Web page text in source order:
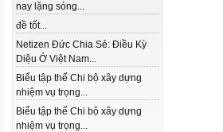
nay lặng sóng...
đề tốt...
Netizen Đức Chia Sẻ: Điều Kỳ
Diệu Ở Việt Nam...
Biểu tập thể Chi bộ xây dựng
nhiệm vụ trọng...
Biểu tập thể Chi bộ xây dựng
nhiệm vụ trọng...